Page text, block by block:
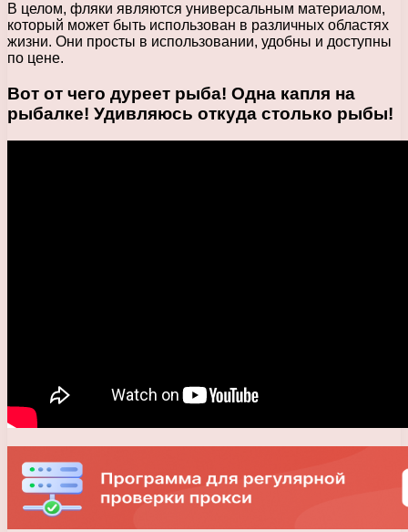
В целом, фляки являются универсальным материалом,
который может быть использован в различных областях
жизни. Они просты в использовании, удобны и доступны
по цене.
Вот от чего дуреет рыба! Одна капля на
рыбалке! Удивляюсь откуда столько рыбы!